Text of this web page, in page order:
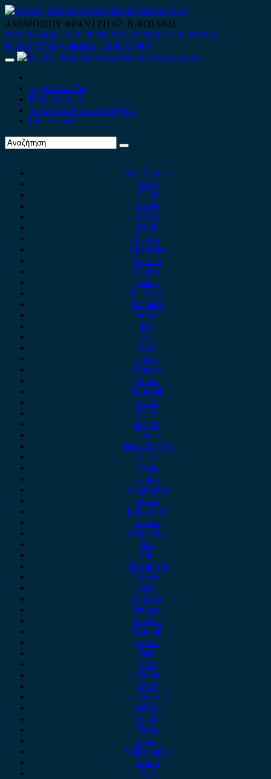
Skip
to
content
ΑΜΒΡΟΣΙΟΥ ΦΡΑΝΤΖΗ 67, Ν.ΚΟΣΜΟΣ
210 9012444 210 9239148 210 9238158 210 9026839
Κινητό-Viber-whatsapp : 6980507900
Primary
Αρχική Σελίδα
Ποιοί είμαστε
Ανταλλακτικά Αυτοκινήτων
Επικοινωνία
Alfa Romeo
Audi
Austin
Acura
BMW
BYD
Chery
Chevrolet
Citroen
Cupra
Dacia
Daewoo
Daihatsu
Dodge
DS
Fiat
Ford
Geely
Gonow
Honda
Hyundai
Isuzu
iveco
Jaecoo
Jaguar
Jeep Chrysler
KIA
Lada
Lancia
Leapmotor
Lexus
Lynk & co
Mazda
Mercedes
MG
Mini
Mitsubishi
Nissan
Opel
Omoda
Peugeot
Porsche
Renault
Rover
Saab
Seat
Skoda
Smart
ssangyong
Subaru
Suzuki
Tesla
Toyota
Volkswagen
Volvo
Xev